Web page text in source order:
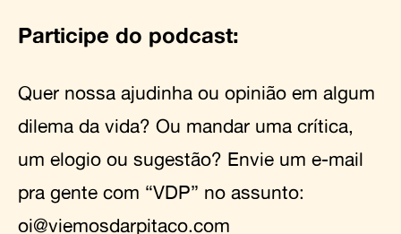
Participe do podcast:
Quer nossa ajudinha ou opinião em algum
dilema da vida? Ou mandar uma crítica,
um elogio ou sugestão? Envie um e-mail
pra gente com “VDP” no assunto:
oi@viemosdarpitaco.com